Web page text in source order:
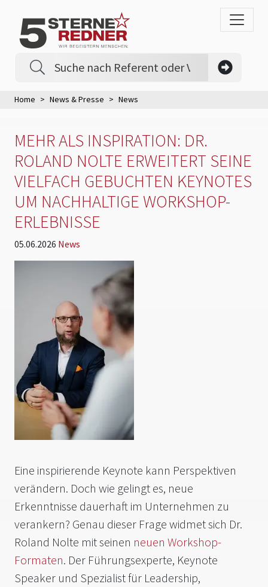
Home News & Presse News
MEHR ALS INSPIRATION: DR.
ROLAND NOLTE ERWEITERT SEINE
VIELFACH GEBUCHTEN KEYNOTES
UM NACHHALTIGE WORKSHOP-
ERLEBNISSE
05.06.2026 News
Eine inspirierende Keynote kann Perspektiven
verändern. Doch wie gelingt es, neue
Erkenntnisse dauerhaft im Unternehmen zu
verankern? Genau dieser Frage widmet sich Dr.
Roland Nolte mit seinen neuen Workshop-
Formaten. Der Führungsexperte, Keynote
Speaker und Spezialist für Leadership,